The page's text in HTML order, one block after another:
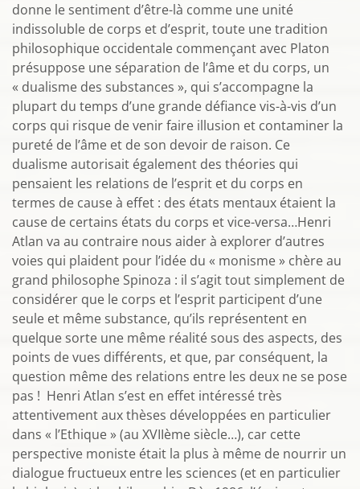
donne le sentiment d’être-là comme une unité
indissoluble de corps et d’esprit, toute une tradition
philosophique occidentale commençant avec Platon
présuppose une séparation de l’âme et du corps, un
« dualisme des substances », qui s’accompagne la
plupart du temps d’une grande défiance vis-à-vis d’un
corps qui risque de venir faire illusion et contaminer la
pureté de l’âme et de son devoir de raison. Ce
dualisme autorisait également des théories qui
pensaient les relations de l’esprit et du corps en
termes de cause à effet : des états mentaux étaient la
cause de certains états du corps et vice-versa…Henri
Atlan va au contraire nous aider à explorer d’autres
voies qui plaident pour l’idée du « monisme » chère au
grand philosophe Spinoza : il s’agit tout simplement de
considérer que le corps et l’esprit participent d’une
seule et même substance, qu’ils représentent en
quelque sorte une même réalité sous des aspects, des
points de vues différents, et que, par conséquent, la
question même des relations entre les deux ne se pose
pas ! Henri Atlan s’est en effet intéressé très
attentivement aux thèses développées en particulier
dans « l’Ethique » (au XVIIème siècle…), car cette
perspective moniste était la plus à même de nourrir un
dialogue fructueux entre les sciences (et en particulier